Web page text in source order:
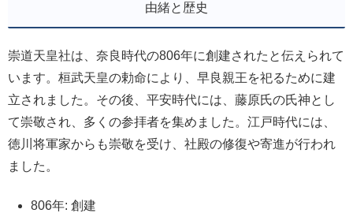
由緒と歴史
崇道天皇社は、奈良時代の806年に創建されたと伝えられて
います。桓武天皇の勅命により、早良親王を祀るために建
立されました。その後、平安時代には、藤原氏の氏神とし
て崇敬され、多くの参拝者を集めました。江戸時代には、
徳川将軍家からも崇敬を受け、社殿の修復や寄進が行われ
ました。
806年: 創建